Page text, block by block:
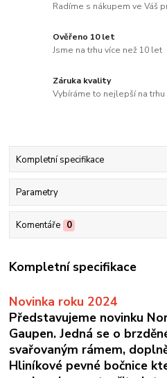
Radíme s nákupem ve Váš
Ověřeno 10 let
Jsme na trhu více než 10 let
Záruka kvality
Vybíráme to nejlepší na trhu
Kompletní specifikace
Parametry
Komentáře 0
Kompletní specifikace
Novinka roku 2024
Představujeme novinku
Gaupen. Jedná se o
svařovaným rámem,
Hliníkové pevné bočnice